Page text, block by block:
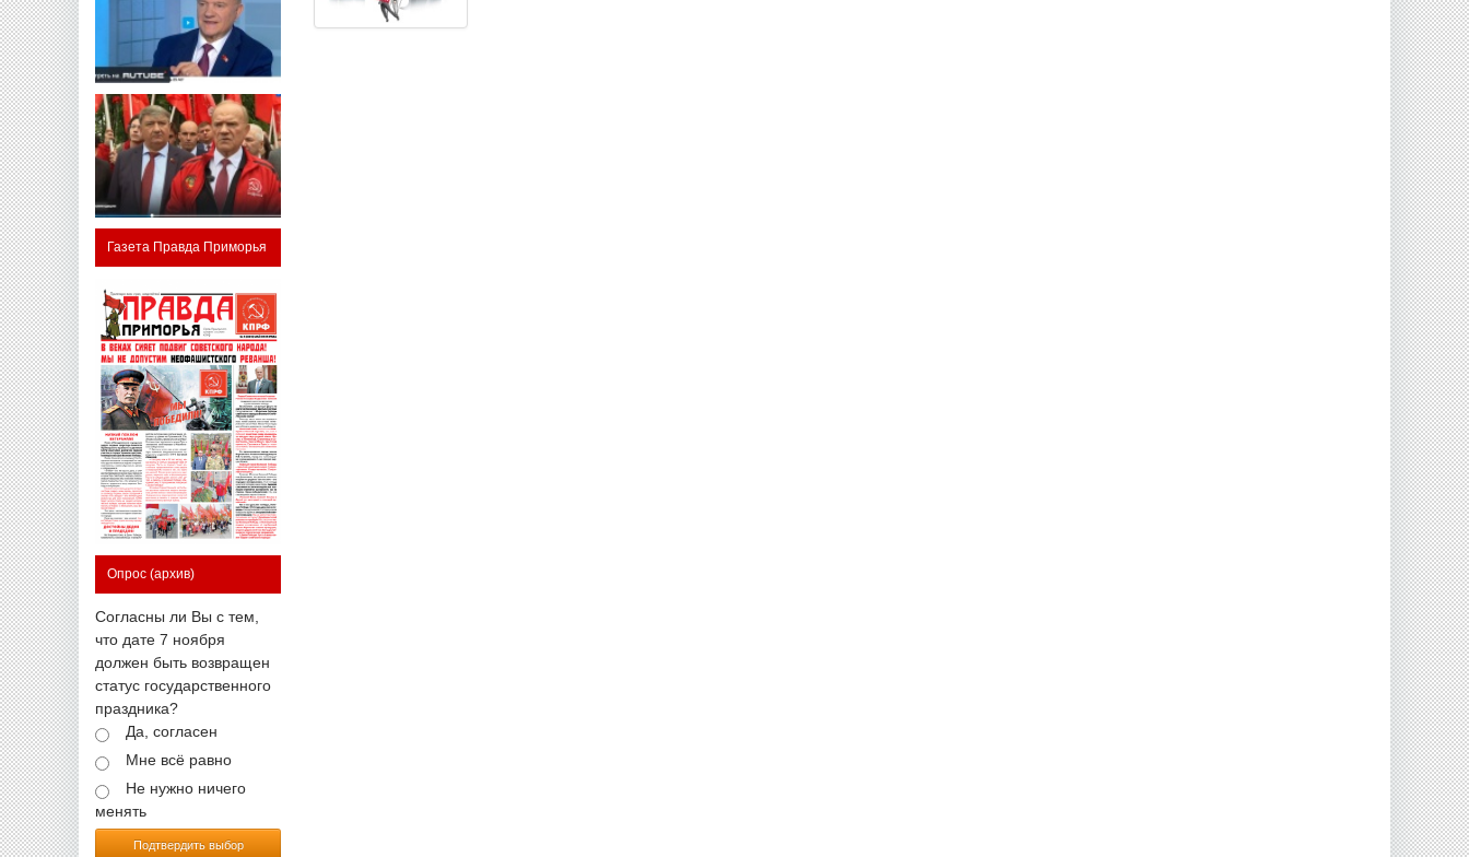
Газета Правда Приморья
Опрос (архив)
Согласны ли Вы с тем,
что дате 7 ноября
должен быть возвращен
статус государственного
праздника?
Да, согласен
Мне всё равно
Не нужно ничего
менять
Подтвердить выбор